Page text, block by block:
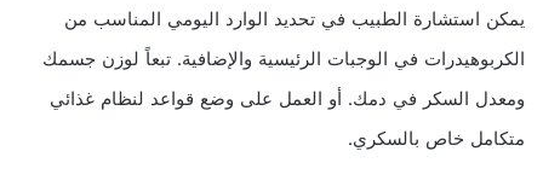
يمكن استشارة الطبيب في تحديد الوارد اليومي المناسب من
الكربوهيدرات في الوجبات الرئيسية والإضافية. تبعاً لوزن جسمك
ومعدل السكر في دمك. أو العمل على وضع قواعد لنظام غذائي
متكامل خاص بالسكري.